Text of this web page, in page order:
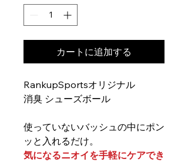
カートに追加する
RankupSportsオリジナル
消臭 シューズボール
使っていないバッシュの中にポン
ッと入れるだけ。
気になるニオイを手軽にケアでき